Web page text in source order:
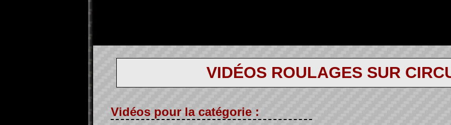
VIDÉOS ROULAGES SUR
Vidéos pour la catégorie :